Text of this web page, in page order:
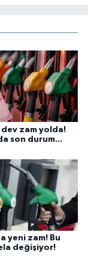
zam yolda!
son durum...
yeni zam! Bu
değişiyor!